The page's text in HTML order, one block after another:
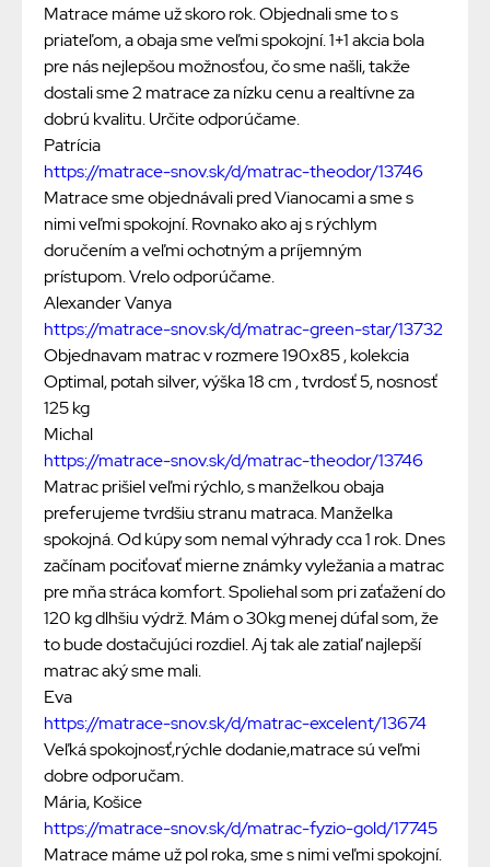
Matrace máme už skoro rok. Objednali sme to s
priateľom, a obaja sme veľmi spokojní. 1+1 akcia bola
pre nás nejlepšou možnosťou, čo sme našli, takže
dostali sme 2 matrace za nízku cenu a realtívne za
dobrú kvalitu. Určite odporúčame.
Patrícia
https://matrace-snov.sk/d/matrac-theodor/13746
Matrace sme objednávali pred Vianocami a sme s
nimi veľmi spokojní. Rovnako ako aj s rýchlym
doručením a veľmi ochotným a príjemným
prístupom. Vrelo odporúčame.
Alexander Vanya
https://matrace-snov.sk/d/matrac-green-star/13732
Objednavam matrac v rozmere 190x85 , kolekcia
Optimal, potah silver, výška 18 cm , tvrdosť 5, nosnosť
125 kg
Michal
https://matrace-snov.sk/d/matrac-theodor/13746
Matrac prišiel veľmi rýchlo, s manželkou obaja
preferujeme tvrdšiu stranu matraca. Manželka
spokojná. Od kúpy som nemal výhrady cca 1 rok. Dnes
začínam pociťovať mierne známky vyležania a matrac
pre mňa stráca komfort. Spoliehal som pri zaťažení do
120 kg dlhšiu výdrž. Mám o 30kg menej dúfal som, že
to bude dostačujúci rozdiel. Aj tak ale zatiaľ najlepší
matrac aký sme mali.
Eva
https://matrace-snov.sk/d/matrac-excelent/13674
Veľká spokojnosť,rýchle dodanie,matrace sú veľmi
dobre odporučam.
Mária, Košice
https://matrace-snov.sk/d/matrac-fyzio-gold/17745
Matrace máme už pol roka, sme s nimi veľmi spokojní.